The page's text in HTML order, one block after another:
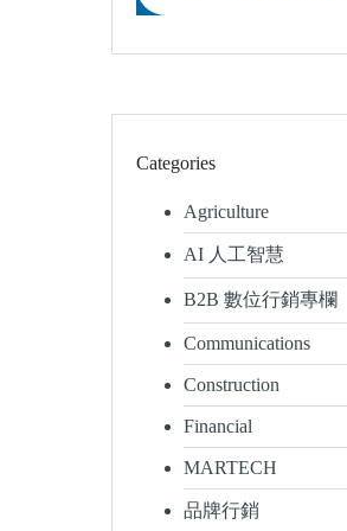
Categories
Agriculture
AI 人工智慧
B2B 數位行銷專欄
Communications
Construction
Financial
MARTECH
品牌行銷